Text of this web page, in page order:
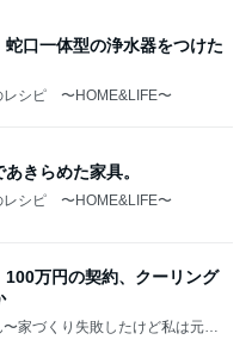
蛇口一体型の浄水器をつけた
レシピ 〜HOME&LIFE〜
きらめた家具。
レシピ 〜HOME&LIFE〜
100万円の契約、クーリング
家づくり失敗したけど私は元気